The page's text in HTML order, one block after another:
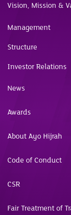
Vision, Mission &
Management
Structure
Investor Relations
News
Awards
About Ayo Hijrah
Code of Conduct
CSR
Fair Treatment of